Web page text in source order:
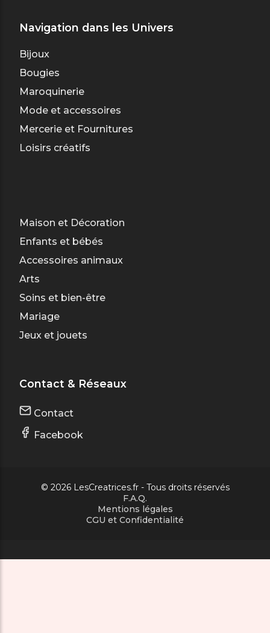
Navigation dans les Univers
Bijoux
Bougies
Maroquinerie
Mode et accessoires
Mercerie et Fournitures
Loisirs créatifs
Maison et Décoration
Enfants et bébés
Accessoires animaux
Arts
Soins et bien-être
Mariage
Jeux et jouets
Contact & Réseaux
Contact
Facebook
© 2026 LesCreatrices.fr - Tous droits réservés
F.A.Q.
Mentions légales
CGU et Confidentialité